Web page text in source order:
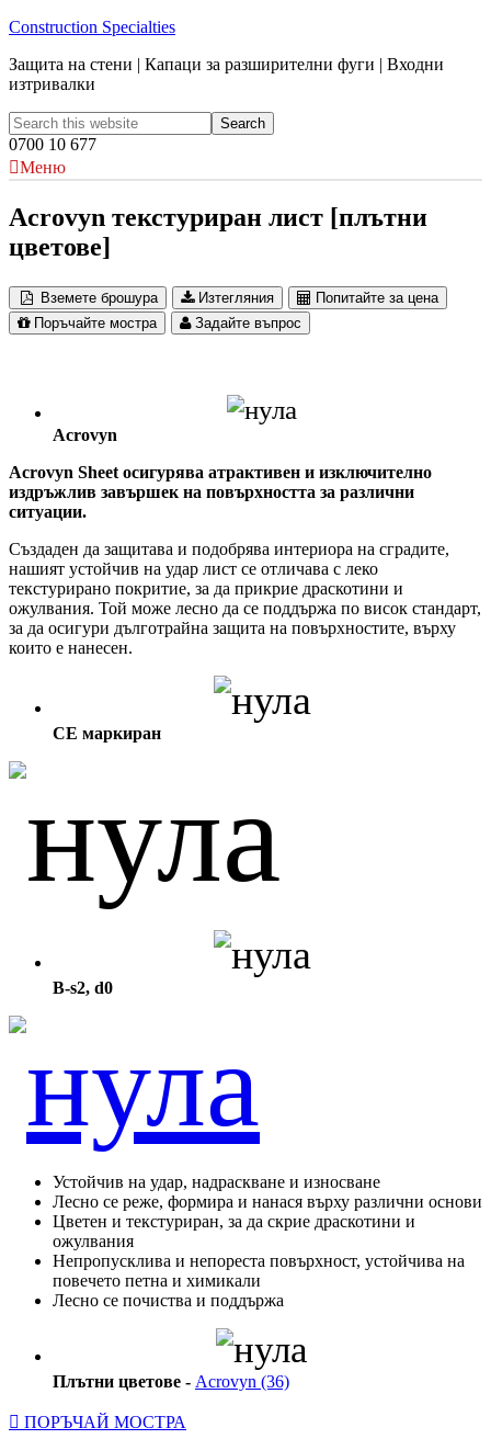
Construction Specialties
Защита на стени | Капаци за разширителни фуги | Входни
изтривалки
0700 10 677
Меню
Acrovyn текстуриран лист [плътни
цветове]
Вземете брошура Изтегляния
Попитайте за цена
Поръчайте мостра
Задайте въпрос
Acrovyn
Acrovyn Sheet осигурява атрактивен и изключително
издръжлив завършек на повърхността за различни
ситуации.
Създаден да защитава и подобрява интериора на сградите,
нашият устойчив на удар лист се отличава с леко
текстурирано покритие, за да прикрие драскотини и
ожулвания. Той може лесно да се поддържа по висок стандарт,
за да осигури дълготрайна защита на повърхностите, върху
които е нанесен.
CE маркиран
B-s2, d0
Устойчив на удар, надраскване и износване
Лесно се реже, формира и нанася върху различни основи
Цветен и текстуриран, за да скрие драскотини и
ожулвания
Непропусклива и непореста повърхност, устойчива на
повечето петна и химикали
Лесно се почиства и поддържа
Плътни цветове - Acrovyn (36)
ПОРЪЧАЙ МОСТРА